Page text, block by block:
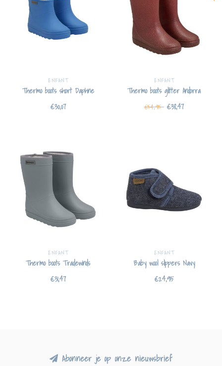
ENFANT
Thermo boots short Daphne
€30,07
ENFANT
Thermo boots glitter Andorra
€54,95 €38,47
ENFANT
Thermo boots Tradewinds
€31,47
ENFANT
Baby wool slippers Navy
€24,95
Abonneer je op onze nieuwsbrief